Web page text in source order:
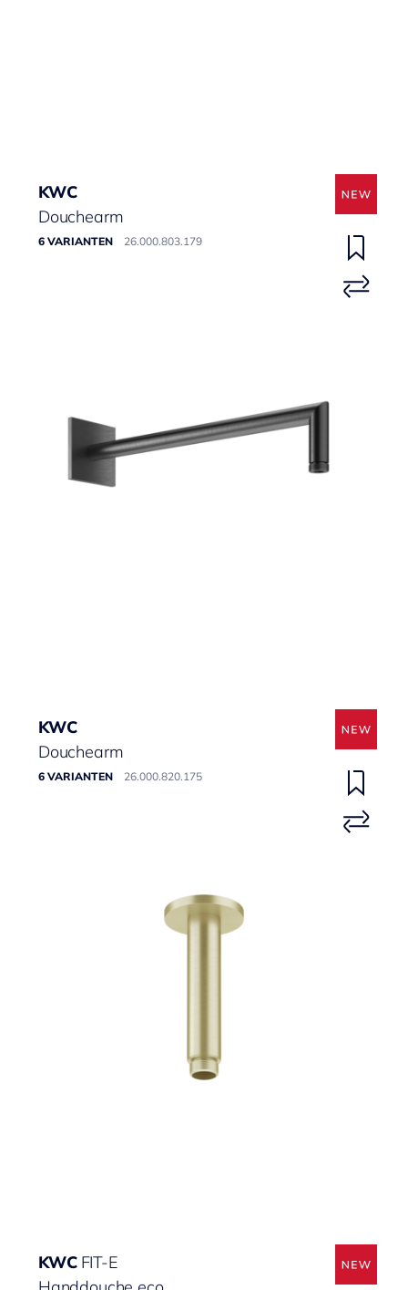
KWC
Douchearm
6 VARIANTEN 26.000.803.179
KWC
Douchearm
6 VARIANTEN 26.000.820.175
KWC FIT-E